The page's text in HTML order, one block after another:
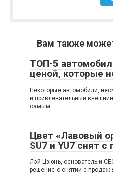
Вам также
ТОП-5
ценой, которые
Некоторые автомобили,
и привлекательный
самым
Цвет «Лавовый
SU7 и YU7 снят
Лэй Цзюнь, основатель и
решение о снятии с продаж